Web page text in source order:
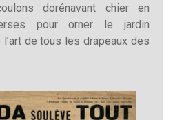
dorénavant chier en
pour orner le jardin
de tous les drapeaux des